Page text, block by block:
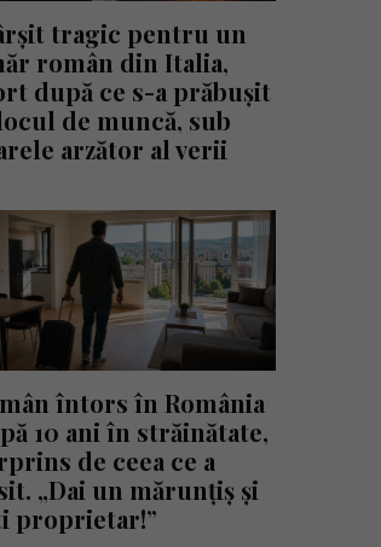
tragic pentru un
român din Italia,
după ce s-a prăbușit
de muncă, sub
arzător al verii
întors în România
10 ani în străinătate,
de ceea ce a
„Dai un mărunțiș și
proprietar!”